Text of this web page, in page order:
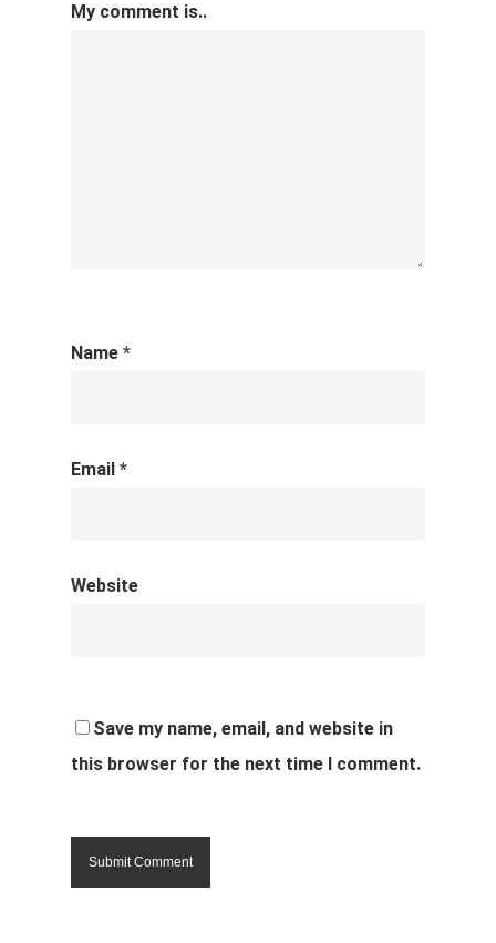
My comment is..
Name *
Email *
Website
Save my name, email, and website in
this browser for the next time I comment.